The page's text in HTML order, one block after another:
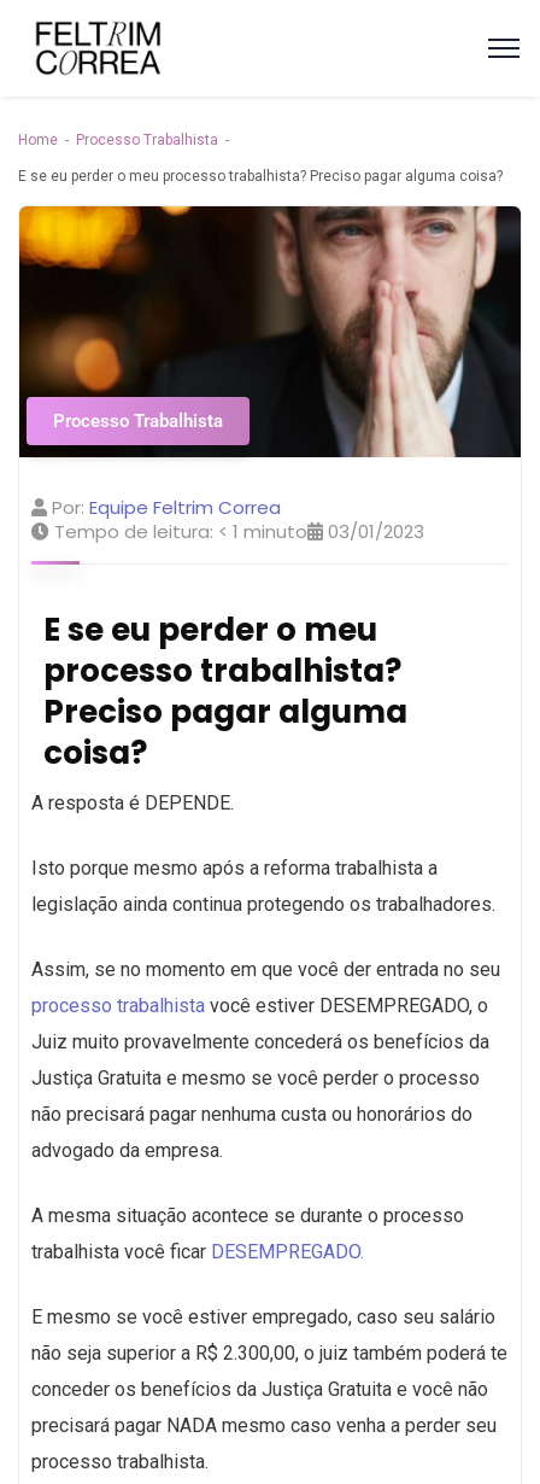
Home Processo Trabalhista
E se eu perder o meu processo trabalhista? Preciso pagar alguma coisa?
Processo Trabalhista
Por: Equipe Feltrim Correa
Tempo de leitura: < 1 minuto 03/01/2023
E se eu perder o meu
processo trabalhista?
Preciso pagar alguma
coisa?
A resposta é DEPENDE.
Isto porque mesmo após a reforma trabalhista a
legislação ainda continua protegendo os trabalhadores.
Assim, se no momento em que você der entrada no seu
processo trabalhista você estiver DESEMPREGADO, o
Juiz muito provavelmente concederá os benefícios da
Justiça Gratuita e mesmo se você perder o processo
não precisará pagar nenhuma custa ou honorários do
advogado da empresa.
A mesma situação acontece se durante o processo
trabalhista você ficar DESEMPREGADO.
E mesmo se você estiver empregado, caso seu salário
não seja superior a R$ 2.300,00, o juiz também poderá te
conceder os benefícios da Justiça Gratuita e você não
precisará pagar NADA mesmo caso venha a perder seu
processo trabalhista.